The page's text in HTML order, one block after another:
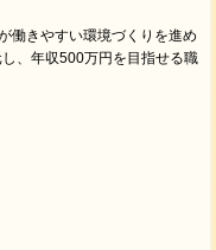
働きやすい環境づくりを進め
、年収500万円を目指せる職